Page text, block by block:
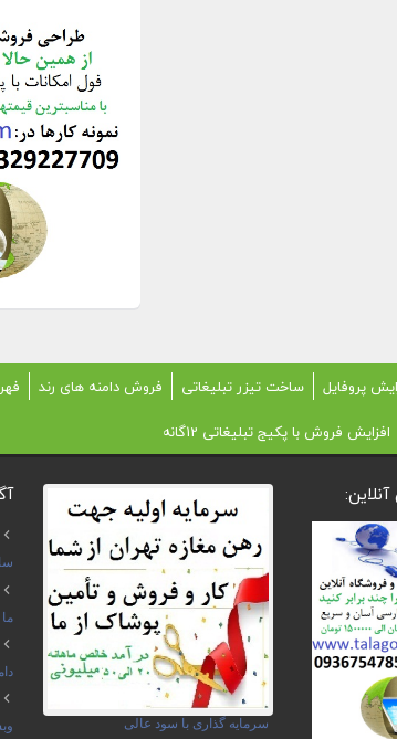
پروفایل ساخت تیزر تبلیغاتی فروش دامنه های رند
افزایش فروش با پکیج تبلیغاتی 12گانه
ما
سرمایه گذاری با سود عالی